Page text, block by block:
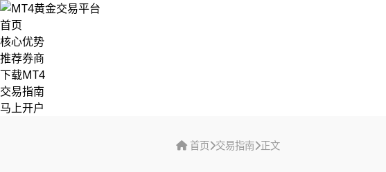
首页
核心优势
推荐券商
下载MT4
交易指南
马上开户
首页 交易指南 正文